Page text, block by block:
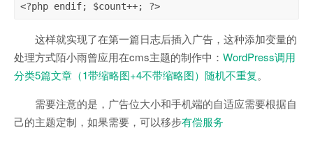
<?php endif; $count++; ?>
这样就实现了在第一篇日志后插入广告，这种添加变量的
处理方式陌小雨曾应用在cms主题的制作中： WordPress调用
分类5篇文章（1带缩略图+4不带缩略图）随机不重复。
需要注意的是，广告位大小和手机端的自适应需要根据自
己的主题定制，如果需要，可以移步有偿服务